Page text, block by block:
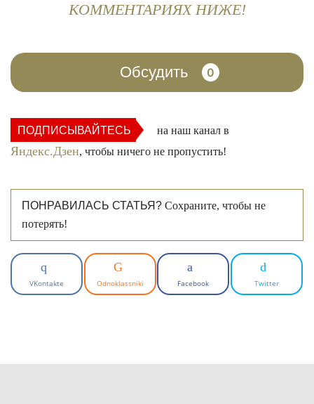
КОММЕНТАРИЯХ НИЖЕ!
Обсудить 0
ПОДПИСЫВАЙТЕСЬ на наш канал в
Яндекс.Дзен, чтобы ничего не пропустить!
ПОНРАВИЛАСЬ СТАТЬЯ? Сохраните, чтобы не
потерять!
VKontakte Odnoklassniki Facebook Twitter